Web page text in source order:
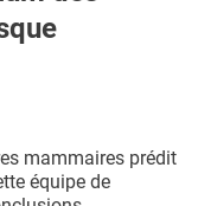
mammaires prédit
équipe de